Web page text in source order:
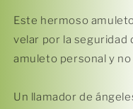
Este hermoso
velar por la seguridad
amuleto personal y
Un llamador de
Compra
sin